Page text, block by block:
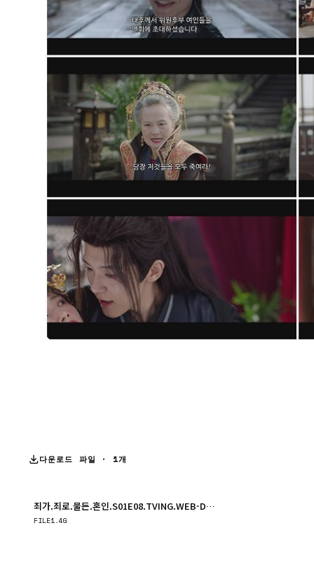
다운로드 파일 · 1개
죄가.죄로.물든.혼인.S01E08.TVING.WEB-DL.1080p.H.264.AAC2.0
FILE1.4G